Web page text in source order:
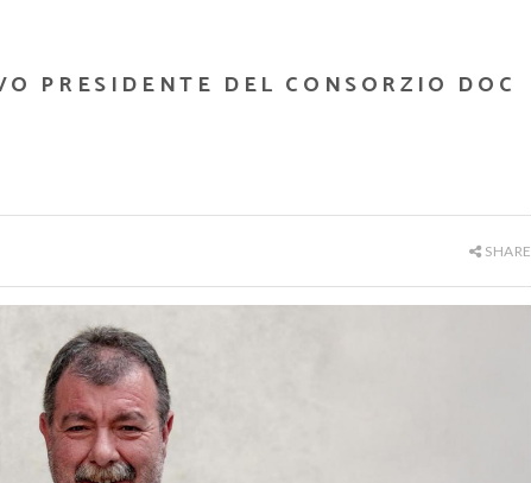
PRESIDENTE DEL CONSORZIO DOC
SHARE